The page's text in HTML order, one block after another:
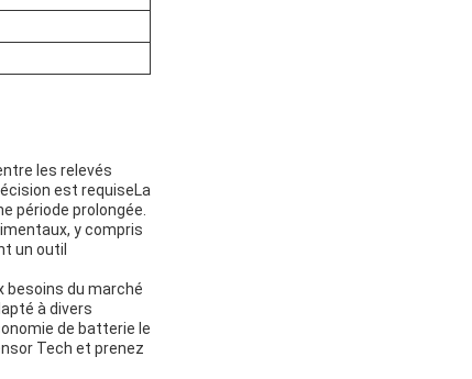
les relevés
est requiseLa
période prolongée.
y compris
un outil
besoins du marché
à divers
de batterie le
Tech et prenez